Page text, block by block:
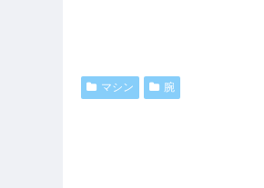
マシン 腕